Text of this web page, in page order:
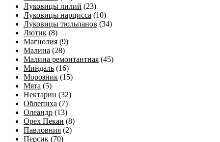
Луковицы лилий (23)
Луковицы нарцисса (10)
Луковицы тюльпанов (34)
Лютик (8)
Магнолия (9)
Малина (28)
Малина ремонтантная (45)
Миндаль (16)
Морозник (15)
Мята (5)
Нектарин (32)
Облепиха (7)
Олеандр (13)
Орех Пекан (8)
Павловния (2)
Персик (70)